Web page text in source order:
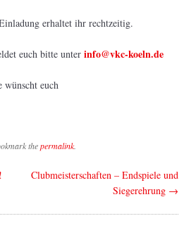
erhaltet ihr rechtzeitig.
euch bitte unter info@vkc-koeln.de
wünscht euch
thepermalink.
Clubmeisterschaften – Endspiele und
Siegerehrung →